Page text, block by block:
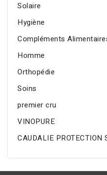
Solaire
Hygiène
Compléments
Homme
Orthopédie
Soins
premier cru
VINOPURE
CAUDALIE PROTECTION